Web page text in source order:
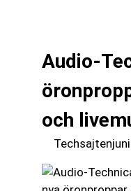
Audio-
och
Techsajten